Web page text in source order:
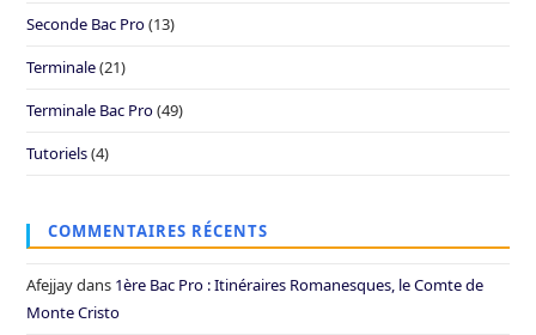
Seconde Bac Pro(13)
Terminale(21)
Terminale Bac Pro(49)
Tutoriels(4)
COMMENTAIRES RÉCENTS
Afejjaydans 1ère Bac Pro : Itinéraires Romanesques, le Comte de
Monte Cristo